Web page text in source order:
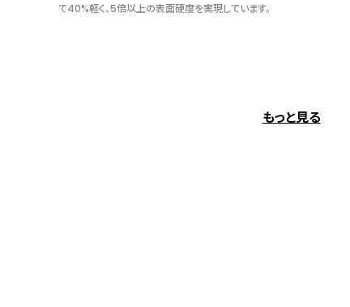
て40%軽く、5倍以上の表面硬度を実現しています。
の世界4エリアで自動的に時刻やカレンダーを修正します。
もっと見る